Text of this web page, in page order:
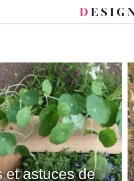
et astuces de